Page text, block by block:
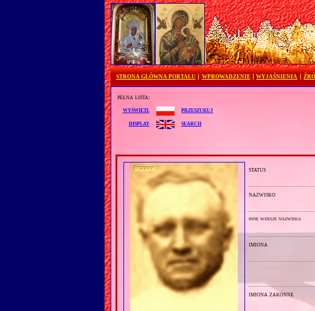
STRONA GŁÓWNA PORTALU WPROWADZENIE WYJAŚNIENIA
pełna lista:
wyświetl
przeszukuj
display
search
status
nazwisko
inne wersje nazwiska
imiona
imiona zakonne